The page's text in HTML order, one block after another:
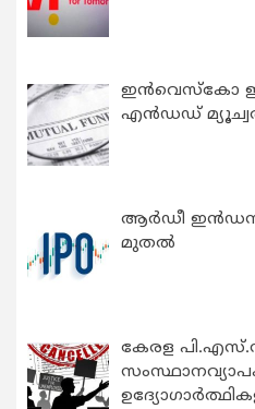
ഇന്‍വെസ്കോ
എന്‍ഡഡ്
ആർഡീ
മുതൽ
കേരള